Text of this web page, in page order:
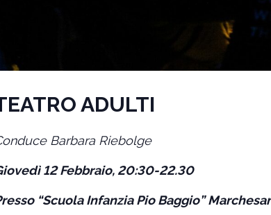
ADULTI
Barbara Riebolge
12 Febbraio, 20:30-22.30
“Scuola Infanzia Pio Baggio”